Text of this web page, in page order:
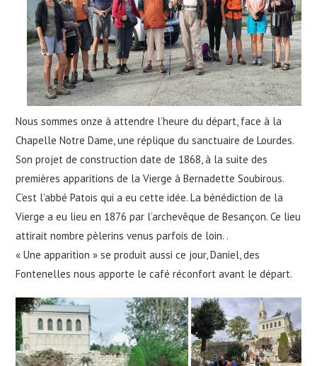
Nous sommes onze à attendre l’heure du départ, face à la
Chapelle Notre Dame, une réplique du sanctuaire de Lourdes.
Son projet de construction date de 1868, à la suite des
premières apparitions de la Vierge à Bernadette Soubirous.
C’est l’abbé Patois qui a eu cette idée. La bénédiction de la
Vierge a eu lieu en 1876 par l’archevêque de Besançon. Ce lieu
attirait nombre pèlerins venus parfois de loin. .
« Une apparition » se produit aussi ce jour, Daniel, des
Fontenelles nous apporte le café réconfort avant le départ.